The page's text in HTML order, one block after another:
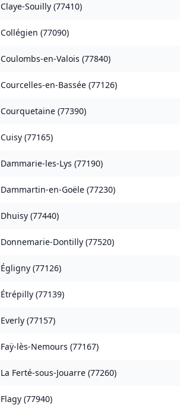
Claye-Souilly (77410)
Collégien (77090)
Coulombs-en-Valois (77840)
Courcelles-en-Bassée (77126)
Courquetaine (77390)
Cuisy (77165)
Dammarie-les-Lys (77190)
Dammartin-en-Goële (77230)
Dhuisy (77440)
Donnemarie-Dontilly (77520)
Égligny (77126)
Étrépilly (77139)
Everly (77157)
Faÿ-lès-Nemours (77167)
La Ferté-sous-Jouarre (77260)
Flagy (77940)